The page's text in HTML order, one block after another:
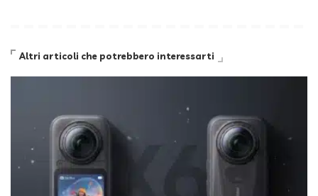
Altri articoli che potrebbero interessarti